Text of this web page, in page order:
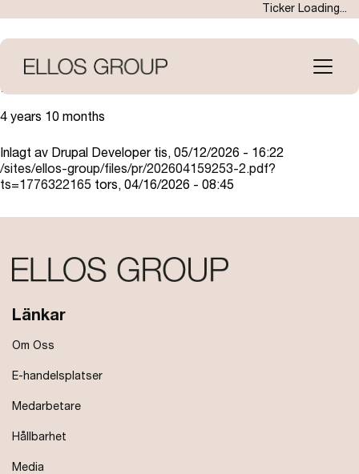
huvudinnehåll
Ticker Loading...
Open
menu
Medlem i
4 years 10 months
Inlagt av Drupal Developer tis, 05/12/2026 - 16:22
/sites/ellos-group/files/pr/202604159253-2.pdf?
ts=1776322165 tors, 04/16/2026 - 08:45
Länkar
Om Oss
E-handelsplatser
Medarbetare
Hållbarhet
Media